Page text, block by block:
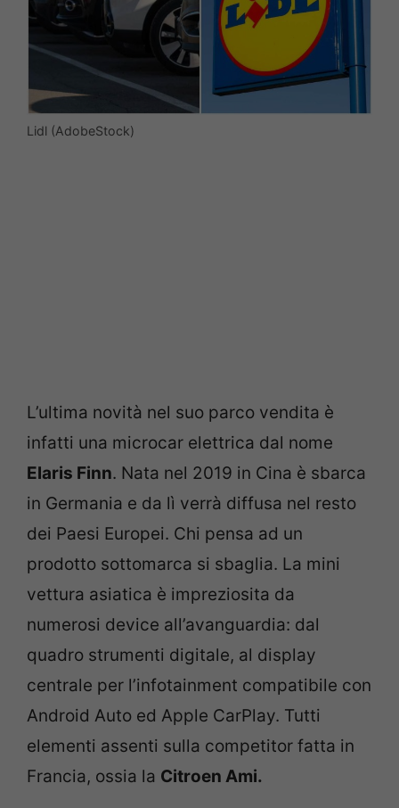
Lidl (AdobeStock)
L’ultima novità nel suo parco vendita è
infatti una microcar elettrica dal nome
Elaris Finn. Nata nel 2019 in Cina è sbarca
in Germania e da lì verrà diffusa nel resto
dei Paesi Europei. Chi pensa ad un
prodotto sottomarca si sbaglia. La mini
vettura asiatica è impreziosita da
numerosi device all’avanguardia: dal
quadro strumenti digitale, al display
centrale per l’infotainment compatibile con
Android Auto ed Apple CarPlay. Tutti
elementi assenti sulla competitor fatta in
Francia, ossia la Citroen Ami.